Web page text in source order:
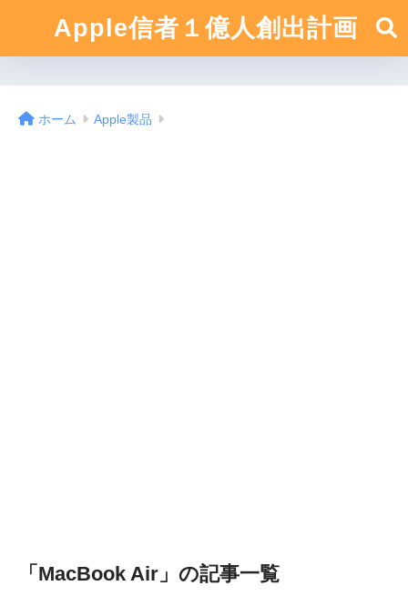
Apple信者１億人創出計画
ホーム Apple製品
「MacBook Air」の記事一覧